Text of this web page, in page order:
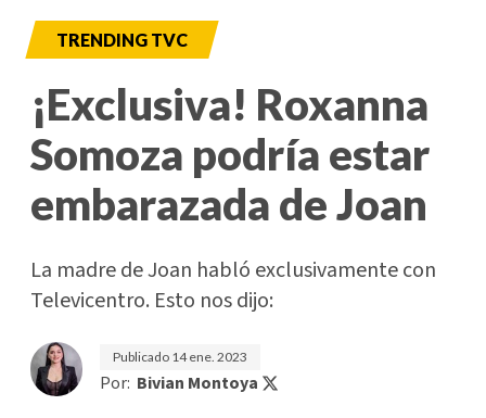
TRENDING TVC
¡Exclusiva! Roxanna
Somoza podría estar
embarazada de Joan
La madre de Joan habló exclusivamente con
Televicentro. Esto nos dijo:
Publicado 14 ene. 2023
Por: Bivian Montoya